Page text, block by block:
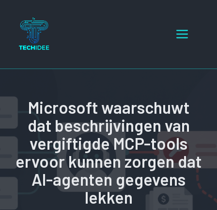
inhoud
Menu
Microsoft waarschuwt
dat beschrijvingen van
vergiftigde MCP-tools
ervoor kunnen zorgen dat
AI-agenten gegevens
lekken